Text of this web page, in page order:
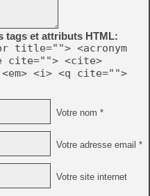
tags et attributs HTML:
title=""> <acronym
cite=""> <cite>
<i> <q cite="">
Votre nom *
Votre adresse email *
Votre site internet